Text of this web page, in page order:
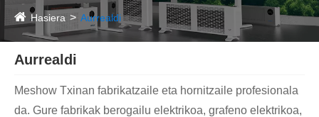
Hasiera Aurrealdi
Aurrealdi
Meshow Txinan fabrikatzaile eta hornitzaile profesionala
da. Gure fabrikak berogailu elektrikoa, grafeno elektrikoa,